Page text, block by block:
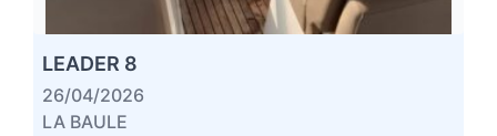
LEADER 8
26/04/2026
LA BAULE